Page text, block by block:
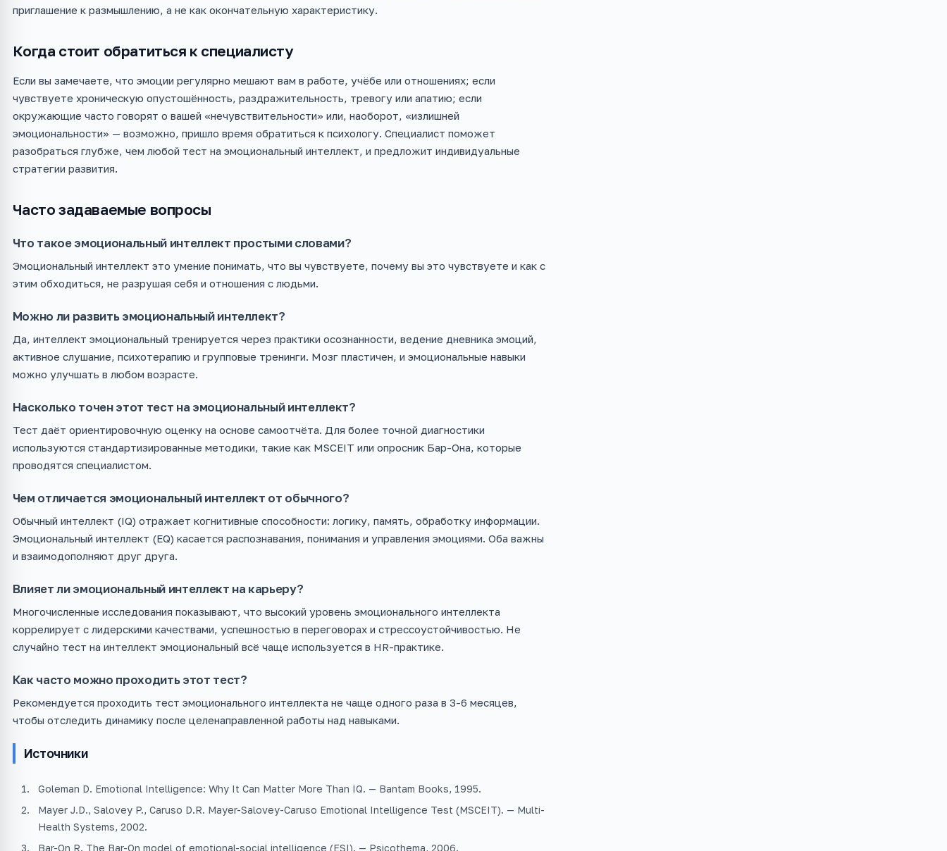
приглашение к размышлению, а не как окончательную характеристику.
Когда стоит обратиться к специалисту
Если вы замечаете, что эмоции регулярно мешают вам в работе, учёбе или отношениях; если
чувствуете хроническую опустошённость, раздражительность, тревогу или апатию; если
окружающие часто говорят о вашей «нечувствительности» или, наоборот, «излишней
эмоциональности» — возможно, пришло время обратиться к психологу. Специалист поможет
разобраться глубже, чем любой тест на эмоциональный интеллект, и предложит индивидуальные
стратегии развития.
Часто задаваемые вопросы
Что такое эмоциональный интеллект простыми словами?
Эмоциональный интеллект это умение понимать, что вы чувствуете, почему вы это чувствуете и как с
этим обходиться, не разрушая себя и отношения с людьми.
Можно ли развить эмоциональный интеллект?
Да, интеллект эмоциональный тренируется через практики осознанности, ведение дневника эмоций,
активное слушание, психотерапию и групповые тренинги. Мозг пластичен, и эмоциональные навыки
можно улучшать в любом возрасте.
Насколько точен этот тест на эмоциональный интеллект?
Тест даёт ориентировочную оценку на основе самоотчёта. Для более точной диагностики
используются стандартизированные методики, такие как MSCEIT или опросник Бар-Она, которые
проводятся специалистом.
Чем отличается эмоциональный интеллект от обычного?
Обычный интеллект (IQ) отражает когнитивные способности: логику, память, обработку информации.
Эмоциональный интеллект (EQ) касается распознавания, понимания и управления эмоциями. Оба важны
и взаимодополняют друг друга.
Влияет ли эмоциональный интеллект на карьеру?
Многочисленные исследования показывают, что высокий уровень эмоционального интеллекта
коррелирует с лидерскими качествами, успешностью в переговорах и стрессоустойчивостью. Не
случайно тест на интеллект эмоциональный всё чаще используется в HR-практике.
Как часто можно проходить этот тест?
Рекомендуется проходить тест эмоционального интеллекта не чаще одного раза в 3-6 месяцев,
чтобы отследить динамику после целенаправленной работы над навыками.
Источники
Goleman D. Emotional Intelligence: Why It Can Matter More Than IQ. — Bantam Books, 1995.
Mayer J.D., Salovey P., Caruso D.R. Mayer-Salovey-Caruso Emotional Intelligence Test (MSCEIT). — Multi-
Health Systems, 2002.
Bar-On R. The Bar-On model of emotional-social intelligence (ESI). — Psicothema, 2006.